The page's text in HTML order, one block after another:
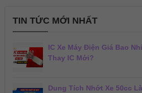
TIN TỨC MỚI NHẤT
IC Xe Máy Điện Giá Bao
Thay IC Mới?
Dung Tích Nhớt Xe 50cc